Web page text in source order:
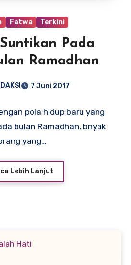
Fatwa Terkini
Pada
Ramadhan
7 Juni 2017
pola hidup baru yang
bulan Ramadhan, bnyak
yang…
Lebih Lanjut